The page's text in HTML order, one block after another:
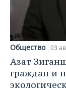
Общество 03
Азат
граждан и